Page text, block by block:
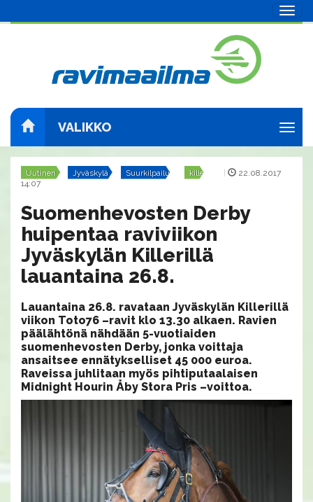
VALIKKO
Uutinen Jyväskylä Suurkilpailut killeri
22.08.2017
14:07
Suomenhevosten Derby
huipentaa raviviikon
Jyväskylän Killerillä
lauantaina 26.8.
Lauantaina 26.8. ravataan Jyväskylän Killerillä
viikon Toto76 –ravit klo 13.30 alkaen. Ravien
päälähtönä nähdään 5-vuotiaiden
suomenhevosten Derby, jonka voittaja
ansaitsee ennätykselliset 45 000 euroa.
Raveissa juhlitaan myös pihtiputaalaisen
Midnight Hourin Åby Stora Pris –voittoa.